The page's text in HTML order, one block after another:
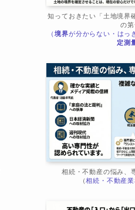
知っておきたい「土地境界
の
（境界が分からない・はっ
定測
相続・不動産の悩み、
（相続・不動産